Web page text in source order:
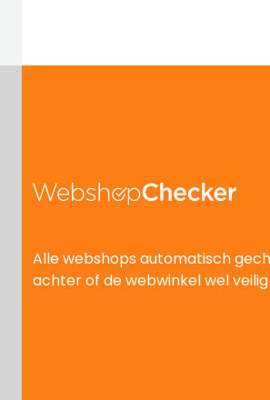
Alle webshops automatisch
achter of de webwinkel wel veilig